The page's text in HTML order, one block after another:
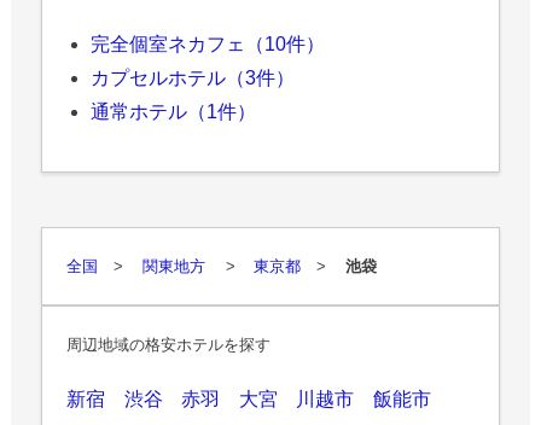
完全個室ネカフェ（10件）
カプセルホテル（3件）
通常ホテル（1件）
全国 > 関東地方 > 東京都 > 池袋
周辺地域の格安ホテルを探す
新宿 渋谷 赤羽 大宮 川越市 飯能市